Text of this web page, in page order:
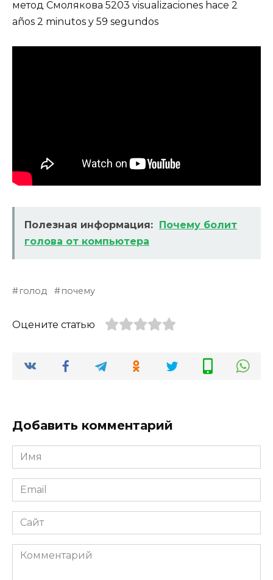
метод Смолякова 5203 visualizaciones hace 2
años 2 minutos y 59 segundos
Полезная информация:
Почему болит
голова от компьютера
голод почему
Оцените статью
Добавить комментарий
Имя
*
Email
*
Сайт
Комментарий